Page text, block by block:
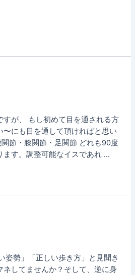
すが、 もし初めて目を通される方
〜にも目を通して頂ければと思い
関節・膝関節・足関節 どれも90度
ます。調整可能なイスであれ …
姿勢」「正しい歩き方」と見聞き
ネしてませんか？そして、逆に身